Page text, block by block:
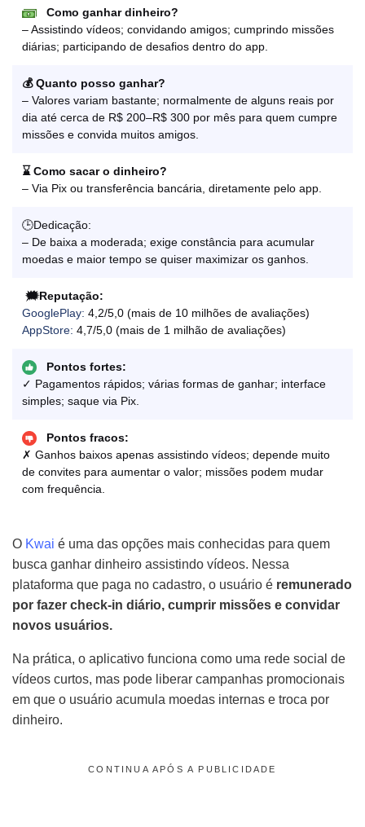
Como ganhar dinheiro?
– Assistindo vídeos; convidando amigos; cumprindo missões
diárias; participando de desafios dentro do app.
💰 Quanto posso ganhar?
– Valores variam bastante; normalmente de alguns reais por
dia até cerca de R$ 200–R$ 300 por mês para quem cumpre
missões e convida muitos amigos.
⌛ Como sacar o dinheiro?
– Via Pix ou transferência bancária, diretamente pelo app.
🕒Dedicação:
– De baixa a moderada; exige constância para acumular
moedas e maior tempo se quiser maximizar os ganhos.
🗯️Reputação:
GooglePlay: 4,2/5,0 (mais de 10 milhões de avaliações)
AppStore: 4,7/5,0 (mais de 1 milhão de avaliações)
Pontos fortes:
✓ Pagamentos rápidos; várias formas de ganhar; interface
simples; saque via Pix.
Pontos fracos:
✗ Ganhos baixos apenas assistindo vídeos; depende muito
de convites para aumentar o valor; missões podem mudar
com frequência.
O Kwai é uma das opções mais conhecidas para quem
busca ganhar dinheiro assistindo vídeos. Nessa
plataforma que paga no cadastro, o usuário é remunerado
por fazer check-in diário, cumprir missões e convidar
novos usuários.
Na prática, o aplicativo funciona como uma rede social de
vídeos curtos, mas pode liberar campanhas promocionais
em que o usuário acumula moedas internas e troca por
dinheiro.
CONTINUA APÓS A PUBLICIDADE